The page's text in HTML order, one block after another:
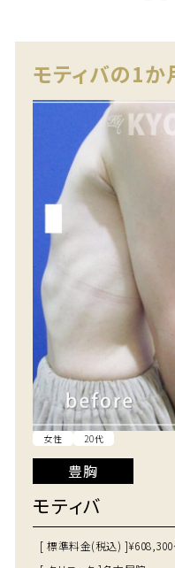
モティバの1
女性 20代
豊胸
モティバ
[ 標準料金(税込) ]